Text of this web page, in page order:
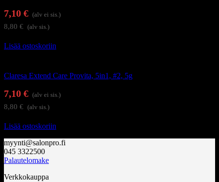
7,10 € (alv ei sis.)
8,80 € (alv sis.)
Lisää ostoskoriin
Claresa Extend Care Provita, 5in1, #2, 5g
7,10 € (alv ei sis.)
8,80 € (alv sis.)
Lisää ostoskoriin
myynti@salonpro.fi
045 3322500
Palautelomake
Verkkokauppa